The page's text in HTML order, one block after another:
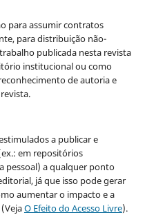
para assumir contratos
para distribuição não-
publicada nesta revista
institucional ou como
de autoria e
a publicar e
em repositórios
pessoal) a qualquer ponto
já que isso pode gerar
aumentar o impacto e a
O Efeito do Acesso Livre).